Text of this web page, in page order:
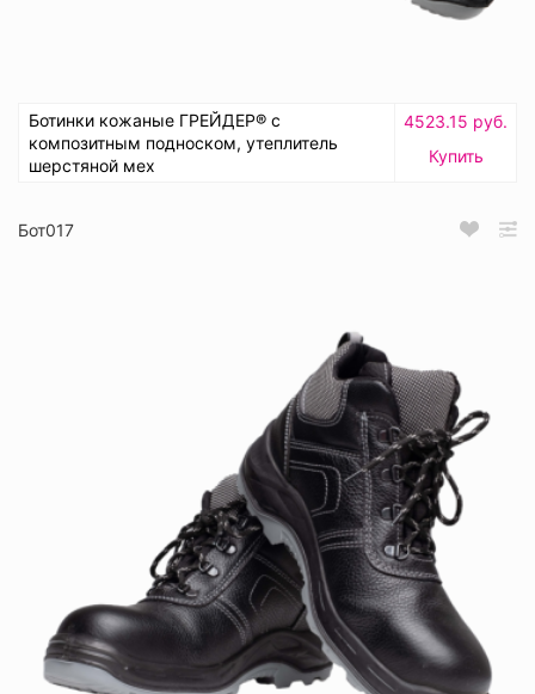
Ботинки кожаные ГРЕЙДЕР® с
композитным подноском, утеплитель
шерстяной мех
4523.15 руб.
Купить
Бот017